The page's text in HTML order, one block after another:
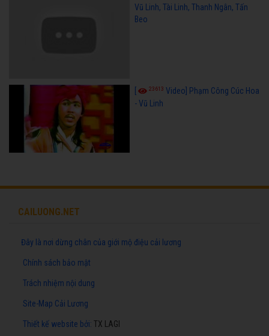
Vũ Linh, Tài Linh, Thanh Ngân, Tấn
Beo
23613 Video] Phạm Công Cúc Hoa
- Vũ Linh
CAILUONG.NET
Đây là nơi dừng chân của giới mộ điệu cải lương
Chính sách bảo mật
Trách nhiệm nội dung
Site-Map Cải Lương
Thiết kế website bởi: TX LAGI